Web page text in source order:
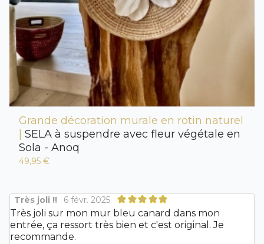
Grande décoration murale en rotin naturel
SELA à suspendre avec fleur végétale en
Sola - Anoq
49,95 €
Très joli !! 6 févr. 2025
Très joli sur mon mur bleu canard dans mon
entrée, ça ressort très bien et c'est original. Je
recommande.